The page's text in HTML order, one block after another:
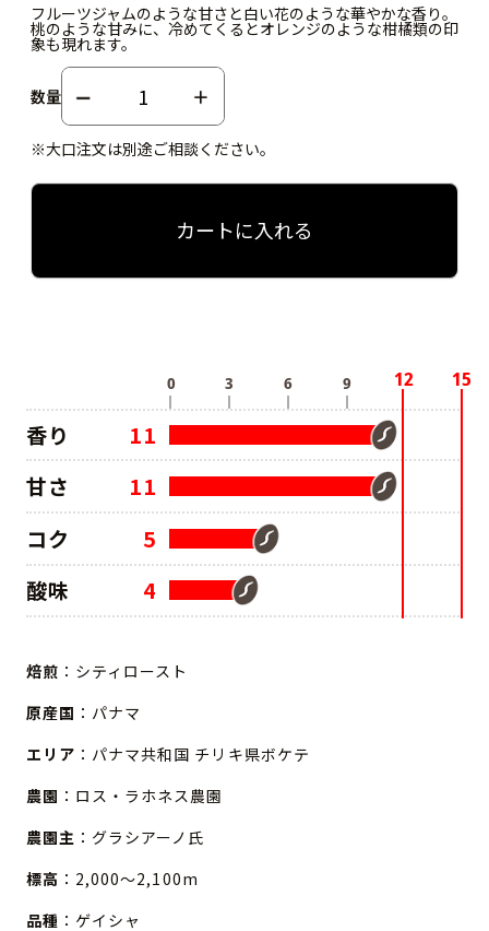
フルーツジャムのような甘さと白い花のような華やかな香り。
桃のような甘みに、冷めてくるとオレンジのような柑橘類の印
象も現れます。
数量
※大口注文は別途ご相談ください。
カートに入れる
香り
11
甘さ
11
コク
5
酸味
4
焙煎 ：シティロースト
原産国 ：パナマ
エリア ：パナマ共和国 チリキ県ボケテ
農園 ：ロス・ラホネス農園
農園主 ：グラシアーノ氏
標高 ：2,000～2,100m
品種 ：ゲイシャ